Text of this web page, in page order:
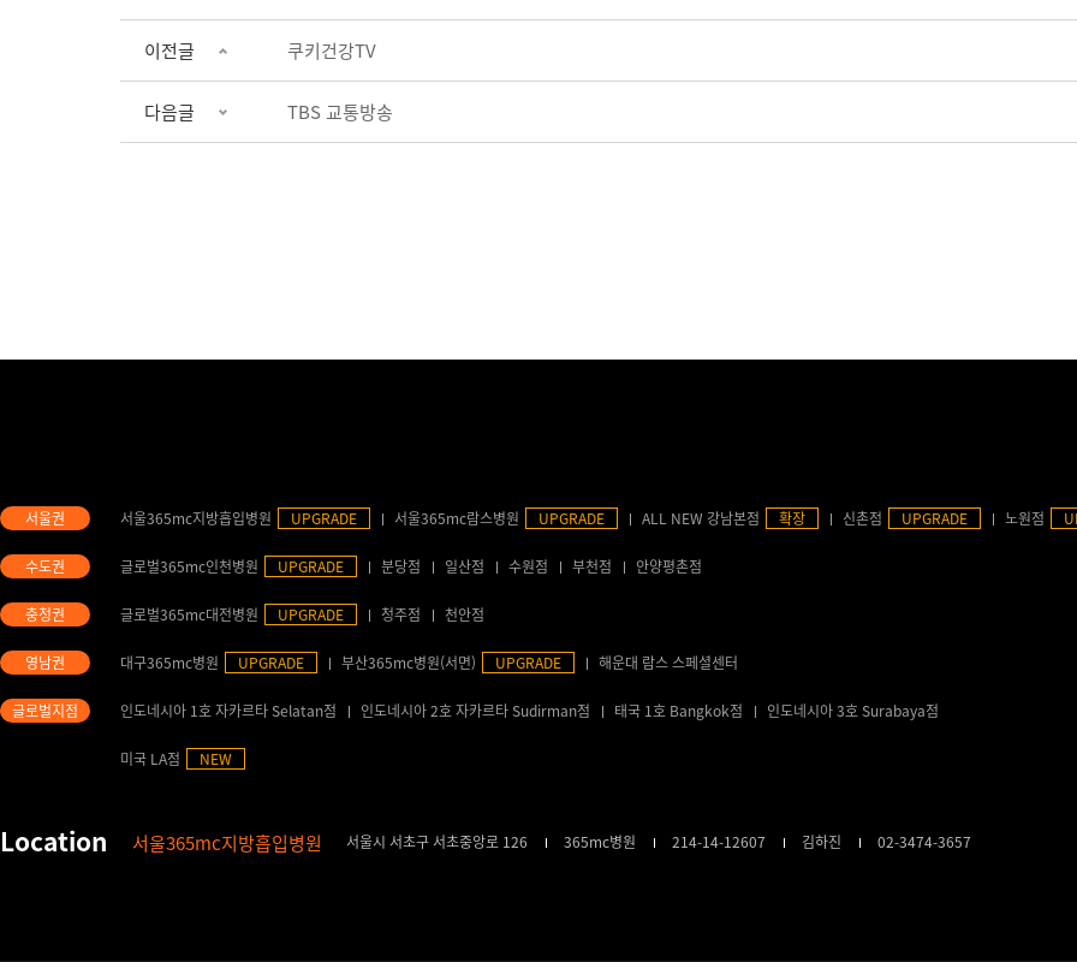
이전글 쿠키건강TV
다음글 TBS 교통방송
서울365mc지방흡입병원 UPGRADE 서울365mc람스병원 UPGRADE ALL NEW 강남본점 확장 신촌점 UPGRADE 노원점
글로벌365mc인천병원 UPGRADE 분당점 일산점 수원점 부천점 안양평촌점
글로벌365mc대전병원 UPGRADE 청주점 천안점
대구365mc병원 UPGRADE 부산365mc병원(서면) UPGRADE 해운대 람스 스페셜센터
인도네시아 1호 자카르타 Selatan점 인도네시아 2호 자카르타 Sudirman점 태국 1호 Bangkok점 인도네시아 3호 Surabaya점
미국 LA점 NEW
서울365mc지방흡입병원 서울시 서초구 서초중앙로 126 365mc병원 214-14-12607 김하진 02-3474-3657